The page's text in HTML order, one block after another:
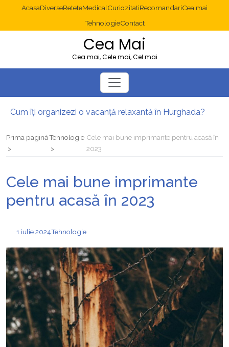
AcasaDiverseReteteMedicalCuriozitatiRecomandariCea mai
TehnologieContact
Cea Mai
Cea mai, Cele mai, Cel mai
Cum îți organizezi o vacanță relaxantă în Hurghada?
Multisite WordPress și Mastodon: cum gestionezi mai multe site-uri
Prima paginăTehnologie Cele mai bune imprimante pentru acasă în
2023
Cele mai bune imprimante
pentru acasă în 2023
1 iulie 2024Tehnologie